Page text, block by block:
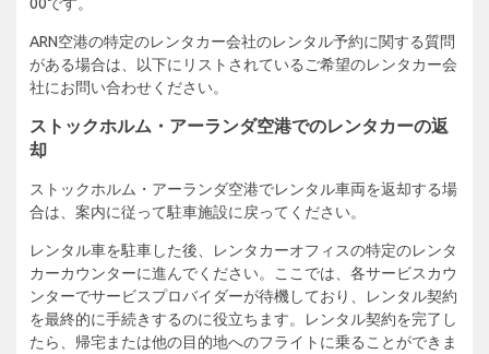
ARN空港の特定のレンタカー会社のレンタル予約に関する質問
がある場合は、以下にリストされているご希望のレンタカー会
社にお問い合わせください。
ストックホルム・アーランダ空港でのレンタカーの返
却
ストックホルム・アーランダ空港でレンタル車両を返却する場
合は、案内に従って駐車施設に戻ってください。
レンタル車を駐車した後、レンタカーオフィスの特定のレンタ
カーカウンターに進んでください。ここでは、各サービスカウ
ンターでサービスプロバイダーが待機しており、レンタル契約
を最終的に手続きするのに役立ちます。レンタル契約を完了し
たら、帰宅または他の目的地へのフライトに乗ることができま